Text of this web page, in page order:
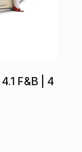
4.1 F&B
4